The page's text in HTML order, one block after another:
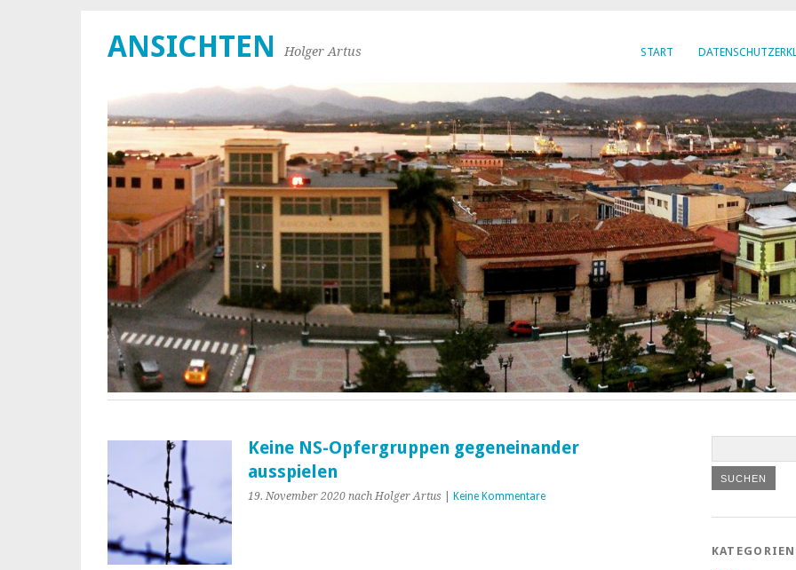
START
ANSICHTEN Holger Artus
Keine NS-Opfergruppen gegeneinander
ausspielen
19. November 2020 nach Holger Artus| Keine Kommentare
KATEGORIEN